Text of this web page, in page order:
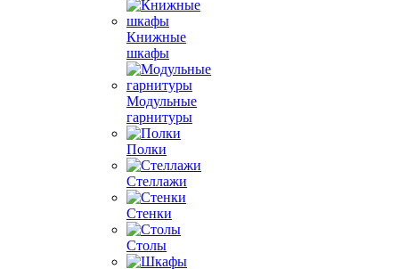
Книжные
шкафы
Модульные
гарнитуры
Полки
Стеллажи
Стенки
Столы